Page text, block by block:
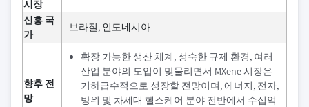
시장
신흥 국
가
브라질, 인도네시아
향후 전
망
확장 가능한 생산 체계, 성숙한 규제 환경, 여러
산업 분야의 도입이 맞물리면서 MXene 시장은
기하급수적으로 성장할 전망이며, 에너지, 전자,
방위 및 차세대 헬스케어 분야 전반에서 수십억